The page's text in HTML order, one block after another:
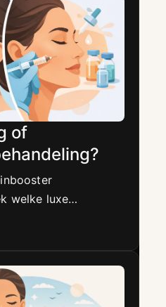
of
welke luxe
poriën en een